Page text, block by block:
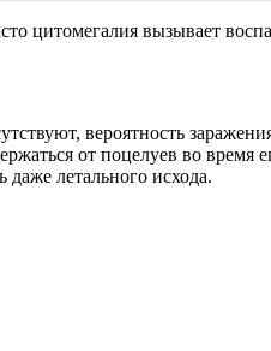
цитомегалия вызывает
вероятность
от поцелуев во время
даже летального исхода.